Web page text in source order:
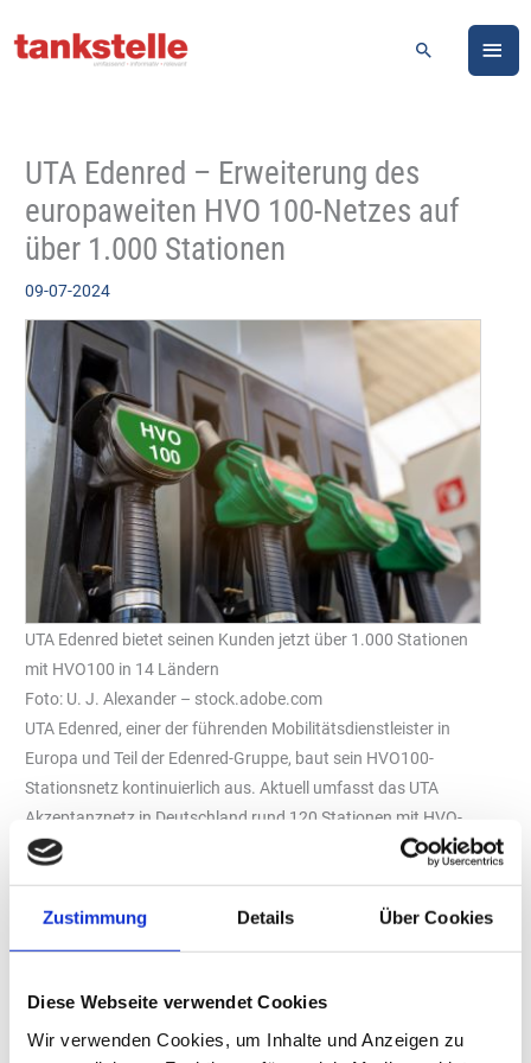
Zustimmung Details Über Cookies
Diese Webseite verwendet Cookies
Wir verwenden Cookies, um Inhalte und Anzeigen zu
Inhalt
Suchen
UTA Edenred – Erweiterung des
europaweiten HVO 100-Netzes auf
über 1.000 Stationen
09-07-2024
UTA Edenred bietet seinen Kunden jetzt über 1.000 Stationen
mit HVO100 in 14 Ländern
Foto: U. J. Alexander – stock.adobe.com
UTA Edenred, einer der führenden Mobilitätsdienstleister in
Europa und Teil der Edenred-Gruppe, baut sein HVO100-
Stationsnetz kontinuierlich aus. Aktuell umfasst das UTA
Akzeptanznetz in Deutschland rund 120 Stationen mit HVO-
Kraftstoffen. Der seit Ende Mai für den Verkauf in Deutschland
Deutschland mit der UTA Karte zu beziehen. Auch für
Akzeptanznetz jetzt an über 1.000 Tankstellen in 14 Ländern
Belgien, Dänemark, die Tschechische Republik, Estland, Finnland,